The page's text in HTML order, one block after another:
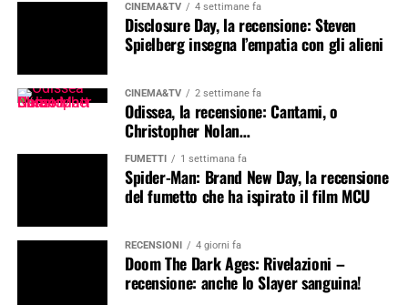
CINEMA&TV 4 settimane fa
Disclosure Day, la recensione: Steven
Spielberg insegna l’empatia con gli alieni
CINEMA&TV 2 settimane fa
Odissea, la recensione: Cantami, o
Christopher Nolan…
FUMETTI 1 settimana fa
Spider-Man: Brand New Day, la recensione
del fumetto che ha ispirato il film MCU
RECENSIONI 4 giorni fa
Doom The Dark Ages: Rivelazioni –
recensione: anche lo Slayer sanguina!